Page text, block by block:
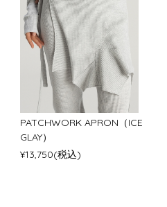
PATCHWORK APRON（ICE
GLAY）
¥13,750(税込)